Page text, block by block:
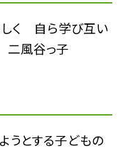
しく 自ら学び互い
風谷っ子
うとする子どもの